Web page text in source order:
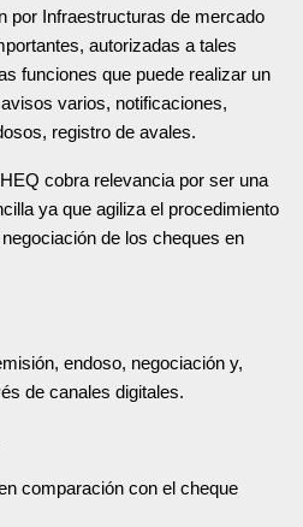
por Infraestructuras de mercado
autorizadas a tales
funciones que puede realizar un
varios, notificaciones,
registro de avales.
cobra relevancia por ser una
ya que agiliza el procedimiento
de los cheques en
endoso, negociación y,
de canales digitales.
comparación con el cheque